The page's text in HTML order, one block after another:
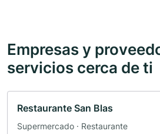
Empresas y
servicios cerca de ti
Restaurante San Blas
Supermercado · Restaurante